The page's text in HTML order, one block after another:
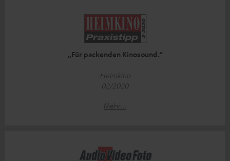
„Für packenden Kinosound.“
Heimkino
02/2020
Mehr...